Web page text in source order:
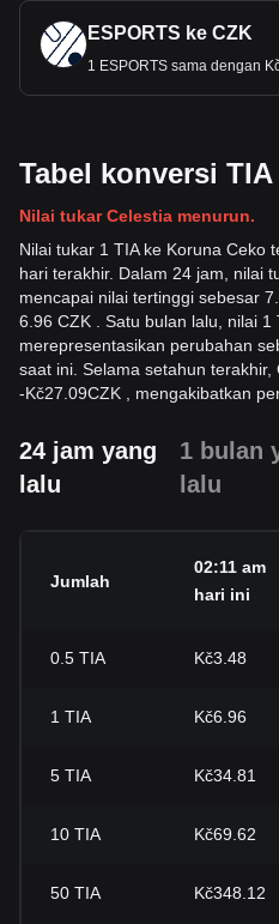
ESPORTS ke CZK
1 ESPORTS sama dengan
Tabel konversi TIA
Nilai tukar Celestia menurun.
Nilai tukar 1 TIA ke Koruna Ceko
hari terakhir. Dalam 24 jam, nilai
mencapai nilai tertinggi sebesar
6.96 CZK . Satu bulan lalu, nilai
merepresentasikan perubahan
saat ini. Selama setahun
-Kč27.09CZK , mengakibatkan
24 jam yang
lalu
1 bulan
lalu
Jumlah
02:11 am
hari ini
0.5 TIA Kč3.48
1 TIA Kč6.96
5 TIA Kč34.81
10 TIA Kč69.62
50 TIA Kč348.12